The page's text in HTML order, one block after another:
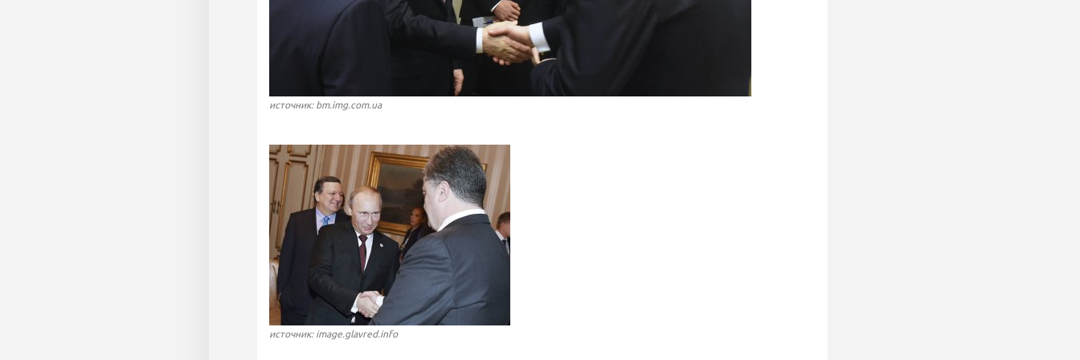
источник: bm.img.com.ua
источник: image.glavred.info